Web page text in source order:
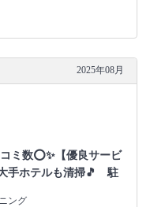
2025年08月
ミ数⭕✨【優良サービ
手ホテルも清掃🎵 駐
ング